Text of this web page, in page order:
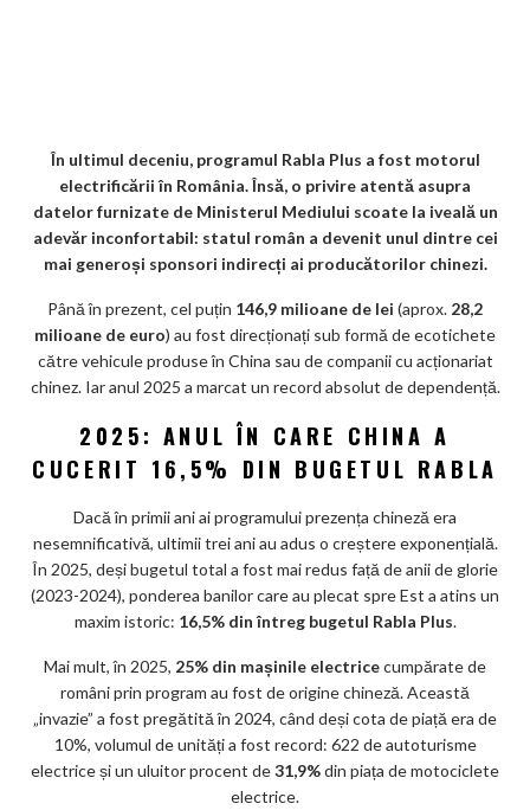
o
o
k
m
ar
ks
În ultimul deceniu, programul Rabla Plus a fost motorul
electrificării în România. Însă, o privire atentă asupra
datelor furnizate de Ministerul Mediului scoate la iveală un
adevăr inconfortabil: statul român a devenit unul dintre cei
mai generoși sponsori indirecți ai producătorilor chinezi.
Până în prezent, cel puțin 146,9 milioane de lei (aprox. 28,2
milioane de euro) au fost direcționați sub formă de ecotichete
către vehicule produse în China sau de companii cu acționariat
chinez. Iar anul 2025 a marcat un record absolut de dependență.
2025: ANUL ÎN CARE CHINA A
CUCERIT 16,5% DIN BUGETUL RABLA
Dacă în primii ani ai programului prezența chineză era
nesemnificativă, ultimii trei ani au adus o creștere exponențială.
În 2025, deși bugetul total a fost mai redus față de anii de glorie
(2023-2024), ponderea banilor care au plecat spre Est a atins un
maxim istoric: 16,5% din întreg bugetul Rabla Plus.
Mai mult, în 2025, 25% din mașinile electricecumpărate de
români prin program au fost de origine chineză. Această
„invazie” a fost pregătită în 2024, când deși cota de piață era de
10%, volumul de unități a fost record: 622 de autoturisme
electrice și un uluitor procent de31,9%din piața de motociclete
electrice.